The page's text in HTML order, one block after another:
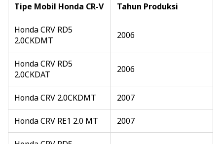
Tipe Mobil Honda CR-V Tahun Produksi
Honda CRV RD5
2.0CKDMT
2006
Honda CRV RD5
2.0CKDAT
2006
Honda CRV 2.0CKDMT 2007
Honda CRV RE1 2.0 MT 2007